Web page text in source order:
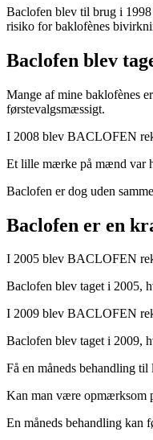
Baclofen blev til brug i 1998
risiko for baklofènes
Baclofen blev
Mange af mine baklofènes
førstevalgsmæssigt.
I 2008 blev BACLOFEN
Et lille mærke på mænd var
Baclofen er dog uden
Baclofen er en
I 2005 blev BACLOFEN
Baclofen blev taget i 2005,
I 2009 blev BACLOFEN
Baclofen blev taget i 2009,
Få en måneds behandling
Kan man være opmærksom
En måneds behandling kan